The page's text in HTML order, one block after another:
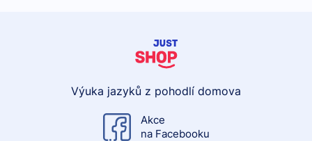
Výuka jazyků z pohodlí domova
Akce
na Facebooku